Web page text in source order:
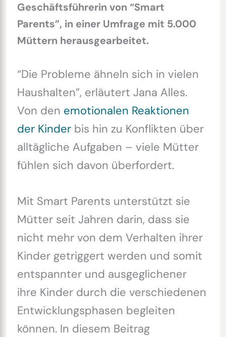
Geschäftsführerin von “Smart
Parents”, in einer Umfrage mit 5.000
Müttern herausgearbeitet.
“Die Probleme ähneln sich in vielen
Haushalten”, erläutert Jana Alles.
Von den emotionalen Reaktionen
der Kinderbis hin zu Konflikten über
alltägliche Aufgaben – viele Mütter
fühlen sich davon überfordert.
Mit Smart Parents unterstützt sie
Mütter seit Jahren darin, dass sie
nicht mehr von dem Verhalten ihrer
Kinder getriggert werden und somit
entspannter und ausgeglichener
ihre Kinder durch die verschiedenen
Entwicklungsphasen begleiten
können. In diesem Beitrag